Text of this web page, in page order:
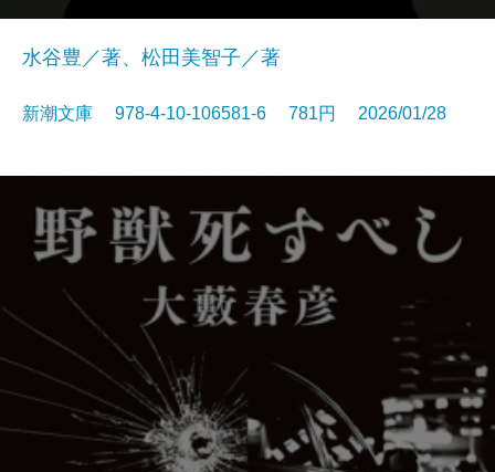
水谷豊／著、松田美智子／著
新潮文庫 978-4-10-106581-6 781円 2026/01/28